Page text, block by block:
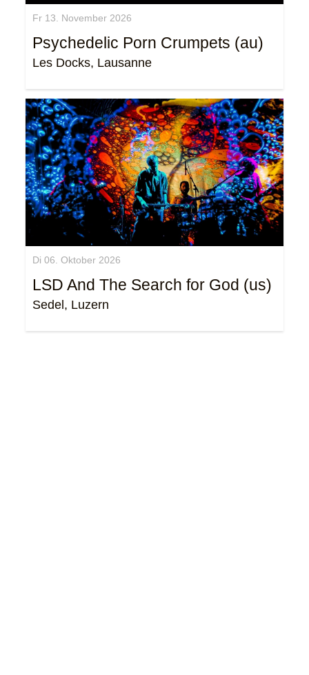
Fr 13. November 2026
Psychedelic Porn Crumpets (au)
Les Docks, Lausanne
Di 06. Oktober 2026
LSD And The Search for God (us)
Sedel, Luzern